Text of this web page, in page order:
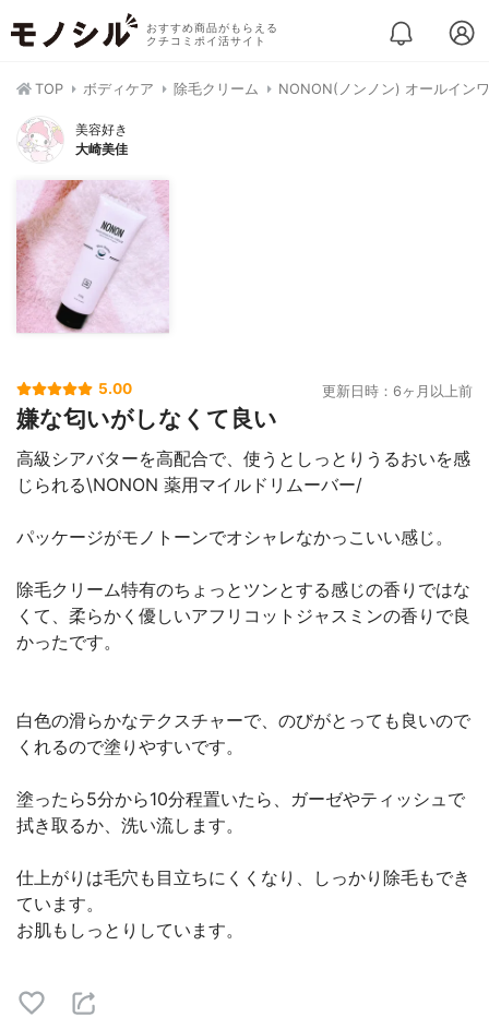
おすすめ商品がもらえる
クチコミポイ活サイト
TOP ボディケア 除毛クリーム NONON(ノンノン) オールイン
美容好き
大崎美佳
5.00 更新日時：6ヶ月以上前
嫌な匂いがしなくて良い
高級シアバターを高配合で、使うとしっとりうるおいを感
じられる\NONON 薬用マイルドリムーバー/
パッケージがモノトーンでオシャレなかっこいい感じ。
除毛クリーム特有のちょっとツンとする感じの香りではな
くて、柔らかく優しいアフリコットジャスミンの香りで良
かったです。
白色の滑らかなテクスチャーで、のびがとっても良いので
くれるので塗りやすいです。
塗ったら5分から10分程置いたら、ガーゼやティッシュで
拭き取るか、洗い流します。
仕上がりは毛穴も目立ちにくくなり、しっかり除毛もでき
ています。
お肌もしっとりしています。